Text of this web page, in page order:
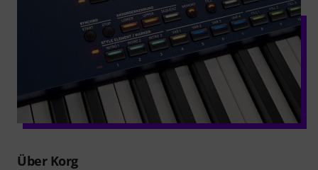
Über Korg